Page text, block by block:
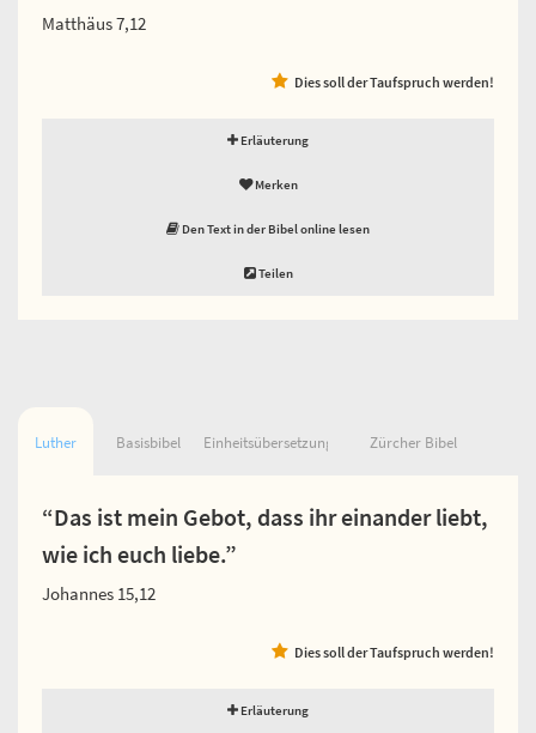
Matthäus 7,12
Dies soll der Taufspruch werden!
Erläuterung
Merken
Den Text in der Bibel online lesen
Teilen
Luther Basisbibel Einheitsübersetzung Zürcher Bibel
“Das ist mein Gebot, dass ihr einander liebt,
wie ich euch liebe.”
Johannes 15,12
Dies soll der Taufspruch werden!
Erläuterung